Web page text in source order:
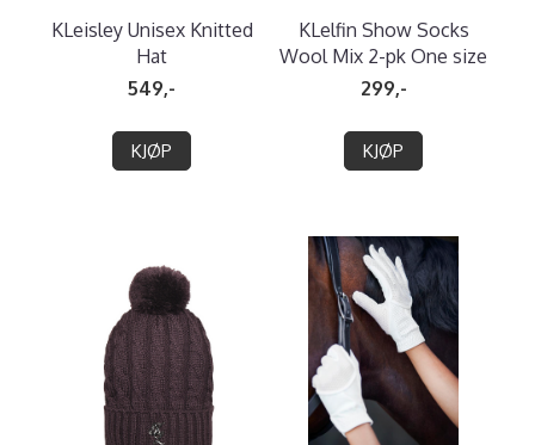
KLeisley Unisex Knitted
Hat
549,-
KJØP
KLelfin Show Socks
Wool Mix 2-pk One size
299,-
KJØP